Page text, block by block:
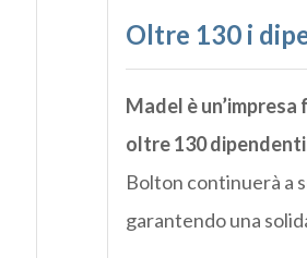
Oltre 130 i
Madel è
oltre 130
Bolton continuerà a
garantendo una